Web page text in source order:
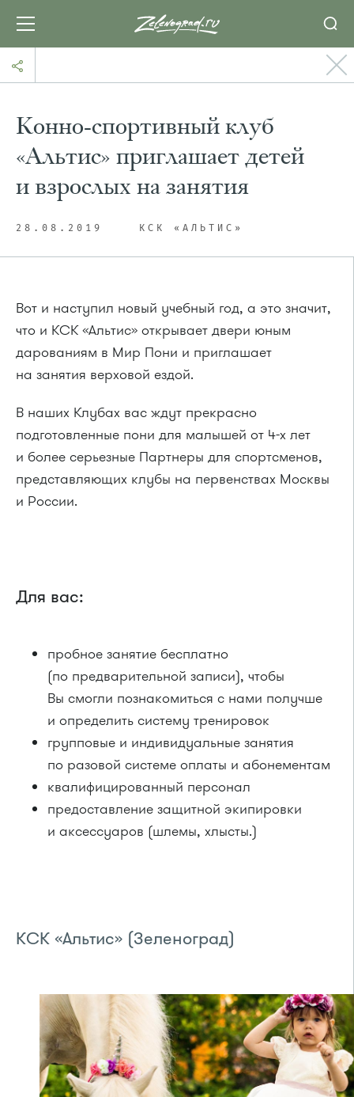
Конно-спортивный клуб
«Альтис» приглашает детей
и взрослых на занятия
28.08.2019 КСК «АЛЬТИС»
Вот и наступил новый учебный год, а это значит,
что и КСК «Альтис» открывает двери юным
дарованиям в Мир Пони и приглашает
на занятия верховой ездой.
В наших Клубах вас ждут прекрасно
подготовленные пони для малышей от 4-х лет
и более серьезные Партнеры для спортсменов,
представляющих клубы на первенствах Москвы
и России.
Для вас:
пробное занятие бесплатно
(по предварительной записи), чтобы
Вы смогли познакомиться с нами получше
и определить систему тренировок
групповые и индивидуальные занятия
по разовой системе оплаты и абонементам
квалифицированный персонал
предоставление защитной экипировки
и аксессуаров (шлемы, хлысты.)
КСК «Альтис» (Зеленоград)